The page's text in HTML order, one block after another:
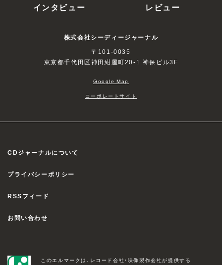
インタビュー
レビュー
株式会社シーディージャーナル
〒101-0035
東京都千代田区神田紺屋町20-1 神保ビル3F
Google Map
コーポレートサイト
CDジャーナルについて
プライバシーポリシー
RSSフィード
お問い合わせ
このエルマークは、レコード会社・映像製作会社が提供する